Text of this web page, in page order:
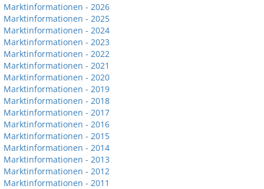
Marktinformationen - 2026
Marktinformationen - 2025
Marktinformationen - 2024
Marktinformationen - 2023
Marktinformationen - 2022
Marktinformationen - 2021
Marktinformationen - 2020
Marktinformationen - 2019
Marktinformationen - 2018
Marktinformationen - 2017
Marktinformationen - 2016
Marktinformationen - 2015
Marktinformationen - 2014
Marktinformationen - 2013
Marktinformationen - 2012
Marktinformationen - 2011